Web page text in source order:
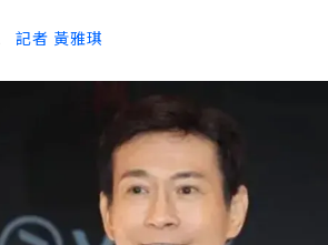
記者 黃雅琪